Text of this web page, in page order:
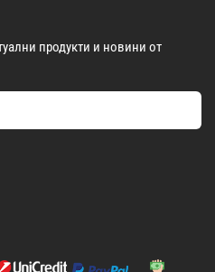
продукти и новини от